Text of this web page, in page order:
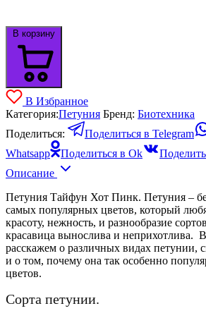
В корзину
В Избранное
Категория:Петуния Бренд: Биотехника
Поделиться:
Поделиться в Telegram
Whatsapp
Поделиться в Ok
Описание
Петуния Тайфун Хот Пинк. Петуния –
самых популярных цветов, который
красоту, нежность, и разнообразие
красавица вынослива и неприхотлива.
расскажем о различных видах петунии,
и о том, почему она так особенно
цветов.
Сорта петунии.